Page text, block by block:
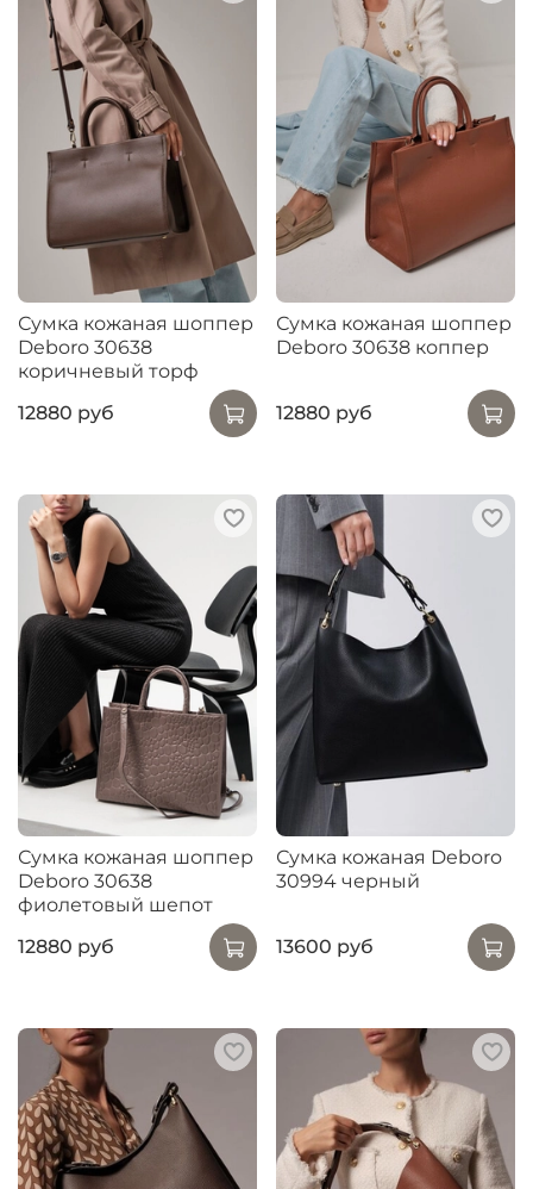
Сумка кожаная шоппер
Deboro 30638
коричневый торф
12880 руб
Сумка кожаная шоппер
Deboro 30638 коппер
12880 руб
Сумка кожаная шоппер
Deboro 30638
фиолетовый шепот
12880 руб
Сумка кожаная Deboro
30994 черный
13600 руб